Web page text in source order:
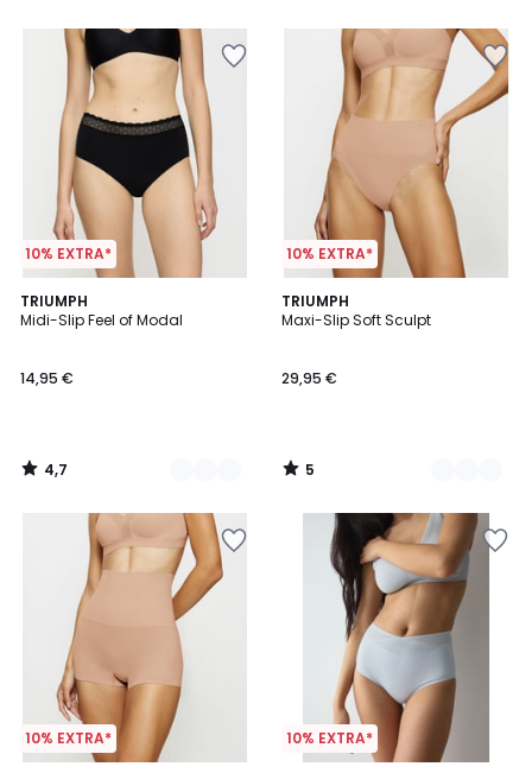
10% EXTRA*
TRIUMPH
Midi-Slip Feel of Modal
14,95 €
4,7
/ 5
2
Farben
4,7
/
10% EXTRA*
TRIUMPH
Maxi-Slip Soft Sculpt
29,95 €
5
/
3
Farben
5
/
10% EXTRA* 10% EXTRA*